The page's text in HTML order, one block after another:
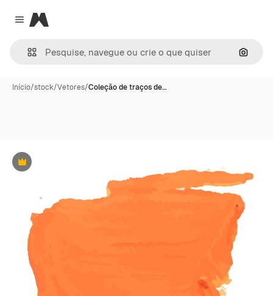
Close menu
Magnific
Início/stock/Vetores/Coleção de traços de…
Premium